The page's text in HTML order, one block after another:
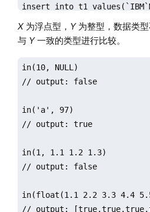
insert into t1
in((`IBM`MSFT, ['S','S']),
X为浮点型， Y为整型，数据类
与 Y一致的类型进行比较。
in(10, NULL)
// output: false
in('a', 97)
// output: true
in(1, 1.1 1.2 1.3)
// output: false
in(float(1.1 2.2 3.3 4.4
// output: